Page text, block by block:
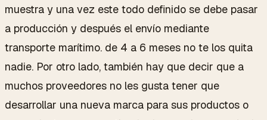
muestra y una vez este todo definido se debe pasar
a producción y después el envío mediante
transporte marítimo. de 4 a 6 meses no te los quita
nadie. Por otro lado, también hay que decir que a
muchos proveedores no les gusta tener que
desarrollar una nueva marca para sus productos o